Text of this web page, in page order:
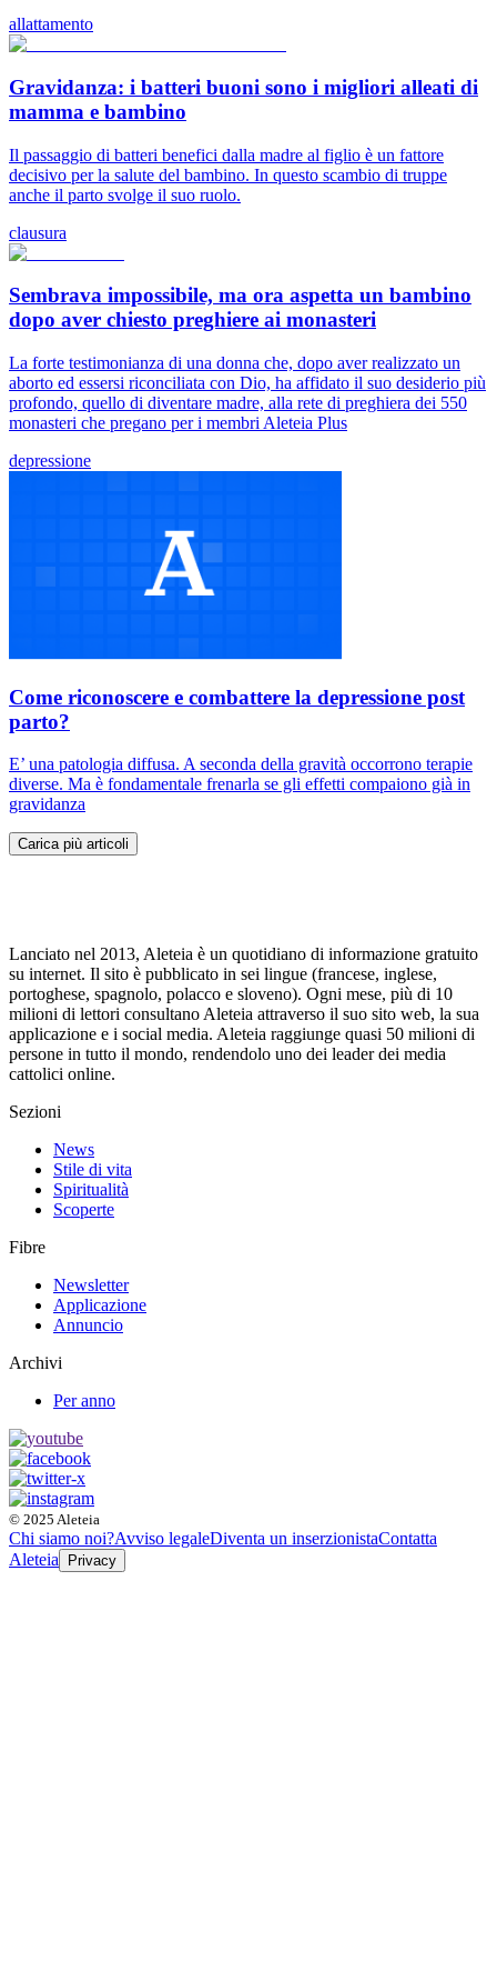
allattamento
Gravidanza: i batteri buoni sono i migliori alleati di
mamma e bambino
Il passaggio di batteri benefici dalla madre al figlio è un fattore
decisivo per la salute del bambino. In questo scambio di truppe
anche il parto svolge il suo ruolo.
clausura
Sembrava impossibile, ma ora aspetta un bambino
dopo aver chiesto preghiere ai monasteri
La forte testimonianza di una donna che, dopo aver realizzato un
aborto ed essersi riconciliata con Dio, ha affidato il suo desiderio più
profondo, quello di diventare madre, alla rete di preghiera dei 550
monasteri che pregano per i membri Aleteia Plus
depressione
Come riconoscere e combattere la depressione post
parto?
E’ una patologia diffusa. A seconda della gravità occorrono terapie
diverse. Ma è fondamentale frenarla se gli effetti compaiono già in
gravidanza
Carica più articoli
Lanciato nel 2013, Aleteia è un quotidiano di informazione gratuito
su internet. Il sito è pubblicato in sei lingue (francese, inglese,
portoghese, spagnolo, polacco e sloveno). Ogni mese, più di 10
milioni di lettori consultano Aleteia attraverso il suo sito web, la sua
applicazione e i social media. Aleteia raggiunge quasi 50 milioni di
persone in tutto il mondo, rendendolo uno dei leader dei media
cattolici online.
Sezioni
News
Stile di vita
Spiritualità
Scoperte
Fibre
Newsletter
Applicazione
Annuncio
Archivi
Per anno
© 2025 Aleteia
Chi siamo noi?Avviso legaleDiventa un inserzionistaContatta
Aleteia
Privacy